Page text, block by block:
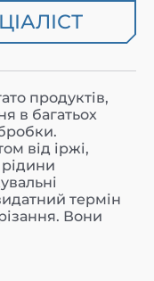
продуктів,
в багатьох
від іржі,
термін
Вони